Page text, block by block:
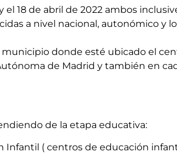
el 18 de abril de 2022 ambos
a nivel nacional, autonómico y
donde esté ubicado el
de Madrid y también en
de la etapa educativa:
Infantil ( centros de educación